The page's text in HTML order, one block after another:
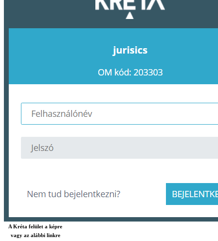
A Kréta felület a képre
vagy az alábbi linkre